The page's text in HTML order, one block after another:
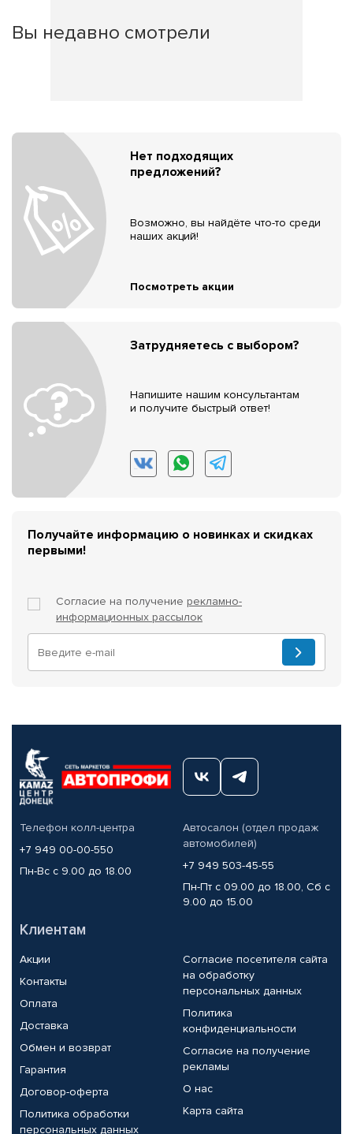
Вы недавно смотрели
Нет подходящих
предложений?
Возможно, вы найдёте что-то среди
наших акций!
Посмотреть акции
Затрудняетесь с выбором?
Напишите нашим консультантам
и получите быстрый ответ!
Получайте информацию о новинках и скидках
первыми!
Согласие на получение рекламно-
информационных рассылок
Телефон колл-центра
+7 949 00-00-550
Пн-Вс с 9.00 до 18.00
Автосалон (отдел продаж
автомобилей)
+7 949 503-45-55
Пн-Пт с 09.00 до 18.00, Сб с
9.00 до 15.00
Клиентам
Акции
Контакты
Оплата
Доставка
Обмен и возврат
Гарантия
Договор-оферта
Политика обработки
персональных данных
Согласие посетителя сайта
на обработку
персональных данных
Политика
конфиденциальности
Согласие на получение
рекламы
О нас
Карта сайта